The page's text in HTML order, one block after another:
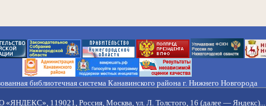
библиотечная система Канавинского района г. Нижнего Новгорода
Правила обработки персональных данных
«ЯНДЕКС», 119021, Россия, Москва, ул. Л. Толстого, 16 (далее — Яндекс)...